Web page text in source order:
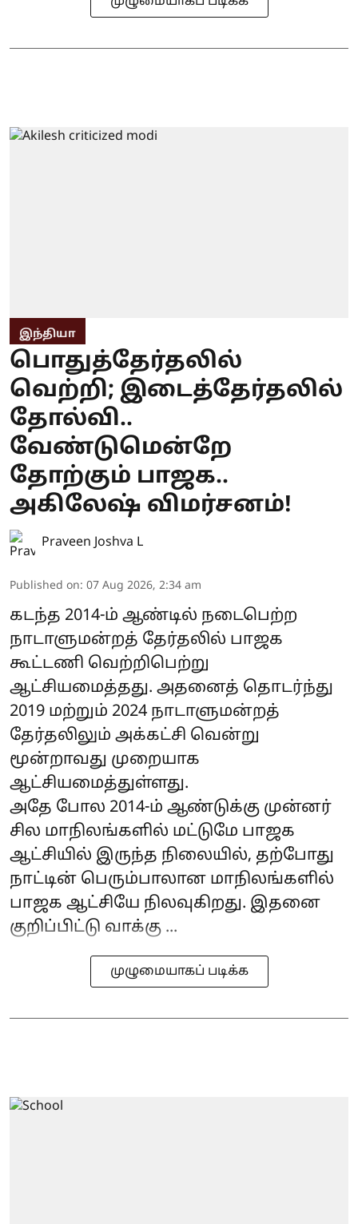
இந்தியா
பொதுத்தேர்தலில்
வெற்றி; இடைத்தேர்தலில்
தோல்வி..
வேண்டுமென்றே
தோற்கும் பாஜக..
அகிலேஷ் விமர்சனம்!
Praveen Joshva L
Published on: 07 Aug 2026, 2:34 am
கடந்த 2014-ம் ஆண்டில் நடைபெற்ற
நாடாளுமன்றத் தேர்தலில் பாஜக
கூட்டணி வெற்றிபெற்று
ஆட்சியமைத்தது. அதனைத் தொடர்ந்து
2019 மற்றும் 2024 நாடாளுமன்றத்
தேர்தலிலும் அக்கட்சி வென்று
மூன்றாவது முறையாக
ஆட்சியமைத்துள்ளது.
அதே போல 2014-ம் ஆண்டுக்கு முன்னர்
சில மாநிலங்களில் மட்டுமே பாஜக
ஆட்சியில் இருந்த நிலையில், தற்போது
நாட்டின் பெரும்பாலான மாநிலங்களில்
பாஜக ஆட்சியே நிலவுகிறது. இதனை
குறிப்பிட்டு வாக்கு ...
முழுமையாகப் படிக்க